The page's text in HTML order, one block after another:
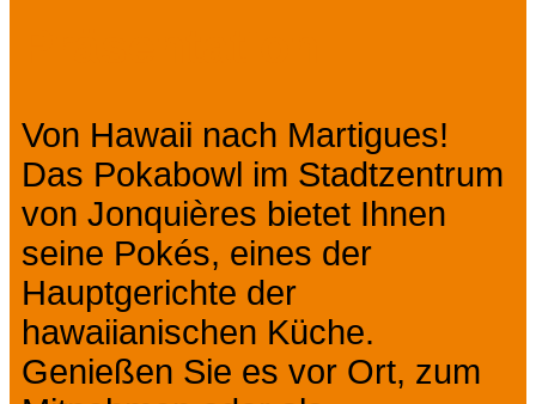
Von Hawaii nach Martigues!
Das Pokabowl im Stadtzentrum
von Jonquières bietet Ihnen
seine Pokés, eines der
Hauptgerichte der
hawaiianischen Küche.
Genießen Sie es vor Ort, zum